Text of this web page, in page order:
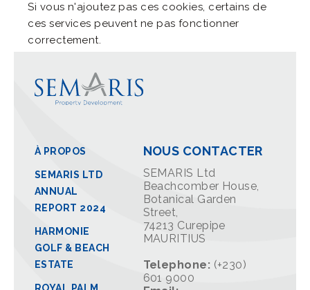
Si vous n'ajoutez pas ces cookies, certains de
ces services peuvent ne pas fonctionner
correctement.
À PROPOS
SEMARIS LTD
ANNUAL
REPORT 2024
HARMONIE
GOLF & BEACH
ESTATE
ROYAL PALM
NOUS CONTACTER
SEMARIS Ltd
Beachcomber House,
Botanical Garden
Street,
74213 Curepipe
MAURITIUS
Telephone: (+230)
601 9000